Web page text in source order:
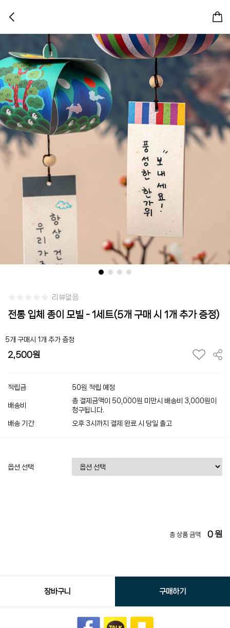
리뷰없음
전통 입체 종이 모빌 - 1세트(5개 구매 시 1개 추가 증정)
5개 구매시 1개 추가 증정
2,500
적립금 50원 적립 예정
배송비
총 결제금액이 50,000원 미만시 배송비 3,000원이
청구됩니다.
배송 기간
오후 3시까지 결제 완료 시 당일 출고
옵션 선택
총 상품 금액 0원
장바구니 구매하기